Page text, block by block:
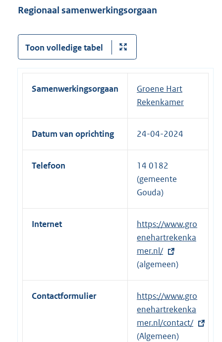
Regionaal samenwerkingsorgaan
Toon volledige tabel
Samenwerkingsorgaan
Groene Hart
Rekenkamer
Datum van oprichting 24-04-2024
Telefoon
14 0182
(gemeente
Gouda)
Internet
E
x
t
e
r
n
i
https://www.gro
enehartrekenka
mer.nl/
(algemeen)
Contactformulier
E
x
t
e
https://www.gro
enehartrekenka
mer.nl/contact/
(Algemeen)